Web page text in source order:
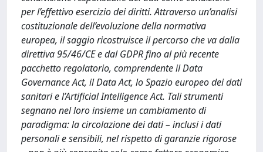
per l’effettivo esercizio dei diritti. Attraverso un’analisi
costituzionale dell’evoluzione della normativa
europea, il saggio ricostruisce il percorso che va dalla
direttiva 95/46/CE e dal GDPR fino al più recente
pacchetto regolatorio, comprendente il Data
Governance Act, il Data Act, lo Spazio europeo dei dati
sanitari e l’Artificial Intelligence Act. Tali strumenti
segnano nel loro insieme un cambiamento di
paradigma: la circolazione dei dati – inclusi i dati
personali e sensibili, nel rispetto di garanzie rigorose